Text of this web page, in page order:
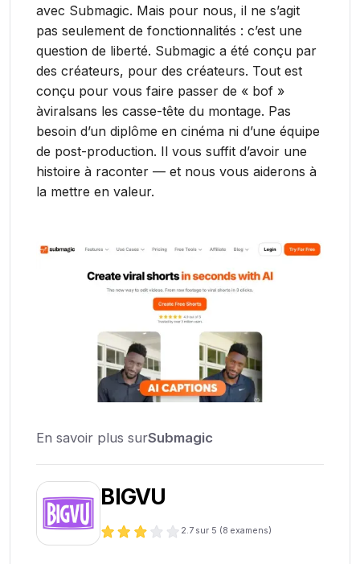
avec Submagic. Mais pour nous, il ne s’agit
pas seulement de fonctionnalités : c’est une
question de liberté. Submagic a été conçu par
des créateurs, pour des créateurs. Tout est
conçu pour vous faire passer de « bof »
àviralsans les casse-tête du montage. Pas
besoin d’un diplôme en cinéma ni d’une équipe
de post-production. Il vous suffit d’avoir une
histoire à raconter — et nous vous aiderons à
la mettre en valeur.
En savoir plus surSubmagic
BIGVU
2.7 sur 5 (8 examens)